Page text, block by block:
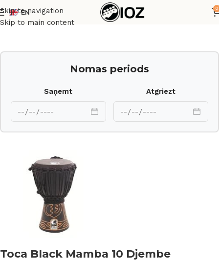
Skip to navigation
Skip to main content
EN
0
Sākums Perkusijas
Nomas periods
Saņemt Atgriezt
Toca Black Mamba 10 Djembe